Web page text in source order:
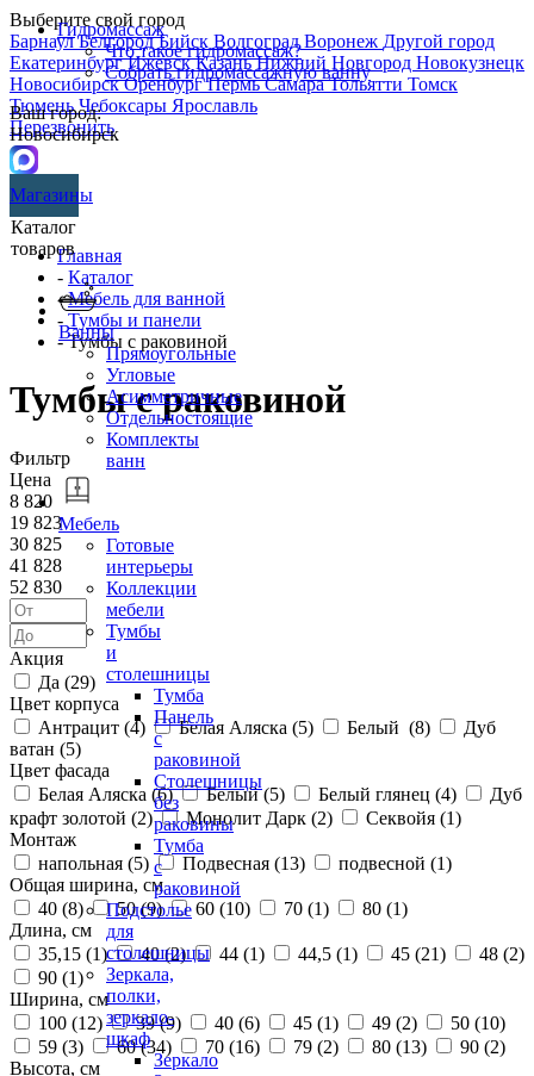
Выберите свой город
БарнаулБелгородБийск ВолгоградВоронеж Другой город
ЕкатеринбургИжевскКазаньНижний Новгород Новокузнецк
НовосибирскОренбургПермьСамараТольятти Томск
ТюменьЧебоксары Ярославль
Перезвонить
Гидромассаж
Что такое гидромассаж?
Собрать гидромассажную ванну
Ваш город:
Новосибирск
Магазины
Каталог
товаров
Ванны
Прямоугольные
Угловые
Асимметричные
Отдельностоящие
Комплекты
ванн
Мебель
Готовые
интерьеры
Коллекции
мебели
Тумбы
и
столешницы
Тумба
Панель
с
раковиной
Столешницы
без
раковины
Тумба
с
раковиной
Подстолье
для
столешницы
Зеркала,
полки,
зеркало-
шкаф
Зеркало
Главная
- Каталог
-Мебель для ванной
- Тумбы и панели
- Тумбы с раковиной
Тумбы с раковиной
Фильтр
Цена
8 820
19 823
30 825
41 828
52 830
Акция
Да (29)
Цвет корпуса
Антрацит (4) Белая Аляска (5) Белый (8)
Дуб
ватан (5)
Цвет фасада
Белая Аляска (6) Белый (5) Белый глянец (4)
Дуб
крафт золотой (2) Монолит Дарк (2) Секвойя (1)
Монтаж
напольная (5) Подвесная (13) подвесной (1)
Общая ширина, см
40 (8) 50 (9) 60 (10) 70 (1) 80 (1)
Длина, см
35,15 (1) 40 (2) 44 (1) 44,5 (1) 45 (21) 48 (2)
90 (1)
Ширина, см
100 (12) 39 (9) 40 (6) 45 (1) 49 (2) 50 (10)
59 (3) 60 (34) 70 (16) 79 (2) 80 (13) 90 (2)
Высота, см